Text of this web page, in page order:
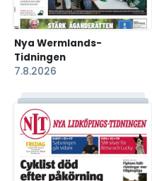
Nya Wermlands-
Tidningen
7.8.2026